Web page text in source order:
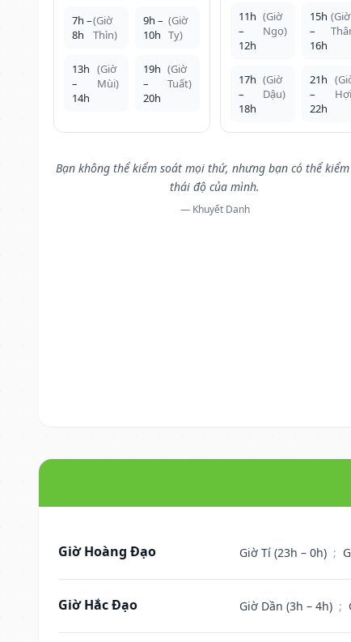
7h –
8h
(Giờ
Thìn)
9h –
10h
(Giờ
Tỵ)
13h
–
14h
(Giờ
Mùi)
19h
–
20h
(Giờ
Tuất)
11h
–
12h
(Giờ
Ngọ)
15h
–
16h
(Giờ
17h
–
18h
(Giờ
Dậu)
21h
–
22h
Bạn không thể kiểm soát mọi thứ, nhưng bạn có thể
thái độ của mình.
— Khuyết Danh
Giờ Hoàng Đạo Giờ Tí (23h – 0h) ;
Giờ Hắc Đạo Giờ Dần (3h – 4h) ;